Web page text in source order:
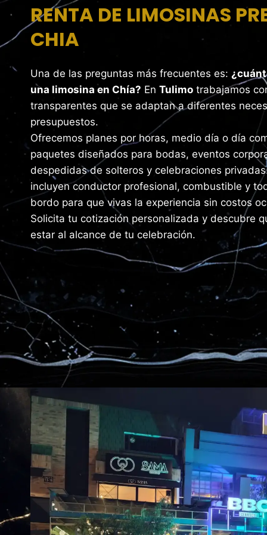
RENTA DE LIMOSINAS
CHIA
Una de las preguntas más frecuentes es:
una limosina en Chía? En Tulimo trabajamos
transparentes que se adaptan a diferentes
presupuestos.
Ofrecemos planes por horas, medio día o día
paquetes diseñados para bodas, eventos
despedidas de solteros y celebraciones
incluyen conductor profesional, combustible y
bordo para que vivas la experiencia sin costos
Solicita tu cotización personalizada y descubre
estar al alcance de tu celebración.